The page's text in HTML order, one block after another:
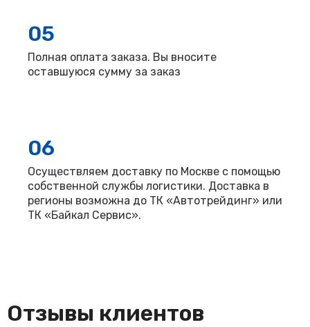
05
Полная оплата заказа. Вы вносите
оставшуюся сумму за заказ
06
Осуществляем доставку по Москве с помощью
собственной службы логистики. Доставка в
регионы возможна до ТК «Автотрейдинг» или
ТК «Байкал Сервис».
Отзывы клиентов